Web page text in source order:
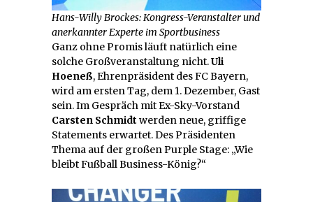
Hans-Willy Brockes: Kongress-Veranstalter und
anerkannter Experte im Sportbusiness
Ganz ohne Promis läuft natürlich eine
solche Großveranstaltung nicht.Uli
Hoeneß, Ehrenpräsident des FC Bayern,
wird am ersten Tag, dem 1. Dezember, Gast
sein. Im Gespräch mit Ex-Sky-Vorstand
Carsten Schmidt werden neue, griffige
Statements erwartet. Des Präsidenten
Thema auf der großen Purple Stage: „Wie
bleibt Fußball Business-König?“